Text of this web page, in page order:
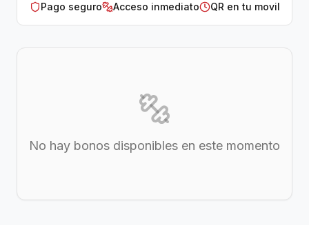
Pago seguro Acceso inmediato QR en tu movil
No hay bonos disponibles en este momento